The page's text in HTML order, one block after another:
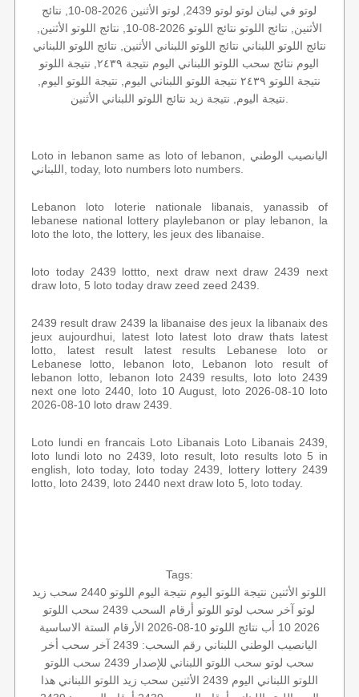
لوتو في لبنان لوتو لوتو 2439, لوتو الأثنين 2026-08-10, نتائج
الأثنين, نتائج اللوتو نتائج اللوتو 2026-08-10, نتائج اللوتو الأثنين,
نتائج اللوتو اللبناني نتائج اللوتو اللبناني الأثنين, نتائج اللوتو اللبناني
اليوم نتائج سحب اللوتو اللبناني اليوم نتيجة ٢٤٣٩, نتيجة اللوتو
نتيجة اللوتو ٢٤٣٩ نتيجة اللوتو اللبناني اليوم, نتيجة اللوتو اليوم,
Loto in lebanon same as loto of lebanon, اليانصيب الوطني
اللبناني, today, loto numbers loto numbers.
Lebanon loto loterie nationale libanais, yanassib of
lebanese national lottery playlebanon or play lebanon, la
loto the loto, the lottery, les jeux des libanaise.
loto today 2439 lottto, next draw next draw 2439 next
draw loto, 5 loto today draw zeed zeed 2439.
2439 result draw 2439 la libanaise des jeux la libanaix des
jeux aujourdhui, latest loto latest loto draw thats latest
lotto, latest result latest results Lebanese loto or
Lebanese lotto, lebanon loto, Lebanon loto result of
lebanon lotto, lebanon loto 2439 results, loto loto 2439
next one loto 2440, loto 10 August, loto 2026-08-10 loto
2026-08-10 loto draw 2439.
Loto lundi en francais Loto Libanais Loto Libanais 2439,
loto lundi loto no 2439, loto result, loto results loto 5 in
english, loto today, loto today 2439, lottery lottery 2439
lotto, loto 2439, loto 2440 next draw loto 5, loto today.
Tags:
اللوتو الأثنين نتيجة اللوتو اليوم نتيجة اليوم اللوتو 2440
سحب زيد
لوتو آخر سحب لوتو اللوتو أرقام السحب 2439
سحب اللوتو
2026 10 أب
نتائج اللوتو 10-08-2026
الأرقام الستة الاساسية
اليانصيب الوطني اللبناني رقم السحب: 2439 آخر سحب أخر
سحب لوتو سحب اللوتو اللبناني للإصدار 2439
سحب اللوتو
اللوتو اللبناني اليوم 2439 الأثنين سحب زيد اللوتو اللبناني هذا